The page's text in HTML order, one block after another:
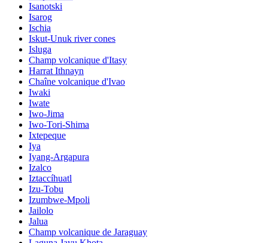
Isanotski
Isarog
Ischia
Iskut-Unuk river cones
Isluga
Champ volcanique d'Itasy
Harrat Ithnayn
Chaîne volcanique d'Ivao
Iwaki
Iwate
Iwo-Jima
Iwo-Tori-Shima
Ixtepeque
Iya
Iyang-Argapura
Izalco
Iztaccíhuatl
Izu-Tobu
Izumbwe-Mpoli
Jailolo
Jalua
Champ volcanique de Jaraguay